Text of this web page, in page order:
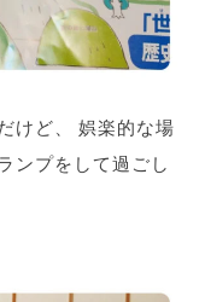
けど、 娯楽的な場
ンプをして過ごし